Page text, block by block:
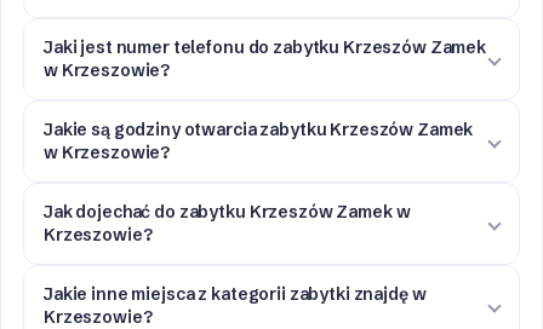
Jaki jest numer telefonu do zabytku Krzeszów Zamek
w Krzeszowie?
Jakie są godziny otwarcia zabytku Krzeszów Zamek
w Krzeszowie?
Jak dojechać do zabytku Krzeszów Zamek w
Krzeszowie?
Jakie inne miejsca z kategorii zabytki znajdę w
Krzeszowie?